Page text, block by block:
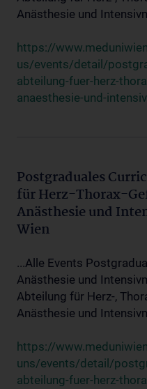
Anästhesie und
https://
us/events/detail/
abteilung-fuer-herz-
anaesthesie-und-
Postgraduales
für Herz-Thorax-
Anästhesie und
Wien
...Alle Events
Anästhesie und
Abteilung für Herz-,
Anästhesie und
https://
uns/events/detail/
abteilung-fuer-herz-